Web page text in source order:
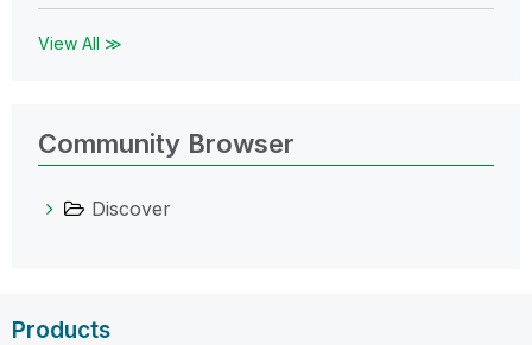
View All ≫
Community Browser
Discover
Products